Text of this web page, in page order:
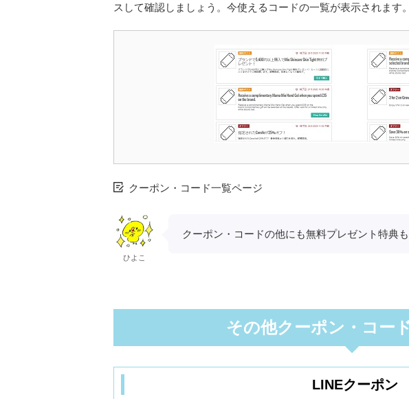
スして確認しましょう。今使えるコードの一覧が表示されます。
クーポン・コード一覧ページ
ひよこ
クーポン・コードの他にも無料プレゼント特典も
その他クーポン・コー
LINEクーポン